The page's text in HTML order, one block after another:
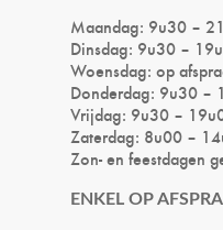
Maandag: 9u30 –
Dinsdag: 9u30 –
Woensdag: op
Donderdag: 9u30 –
Vrijdag: 9u30 –
Zaterdag: 8u00 –
Zon- en feestdagen
ENKEL OP